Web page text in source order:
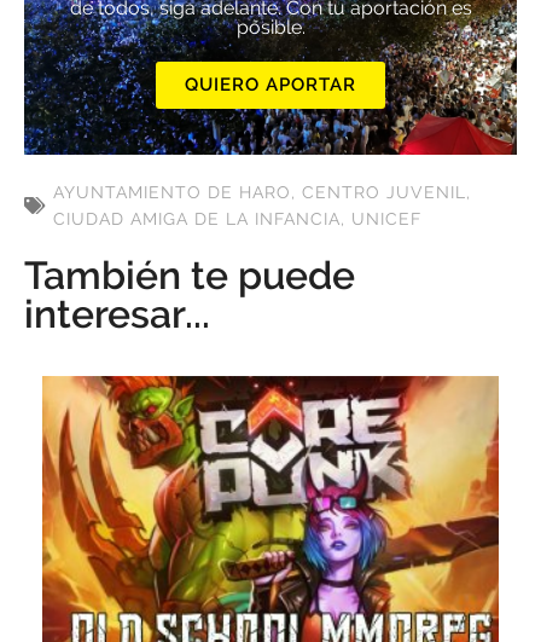
de todos, siga adelante. Con tu aportación es
posible.
QUIERO APORTAR
AYUNTAMIENTO DE HARO, CENTRO JUVENIL ,
CIUDAD AMIGA DE LA INFANCIA, UNICEF
También te puede
interesar...